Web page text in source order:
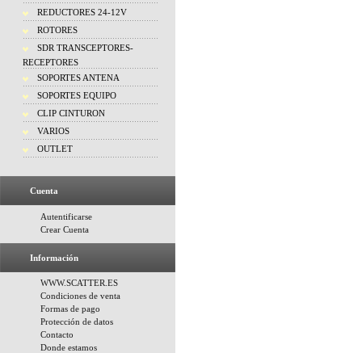
REDUCTORES 24-12V
ROTORES
SDR TRANSCEPTORES-
RECEPTORES
SOPORTES ANTENA
SOPORTES EQUIPO
CLIP CINTURON
VARIOS
OUTLET
Cuenta
Autentificarse
Crear Cuenta
Información
WWW.SCATTER.ES
Condiciones de venta
Formas de pago
Protección de datos
Contacto
Donde estamos